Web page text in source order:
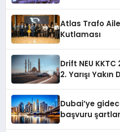
Atlas Trafo
Kutlaması
Drift NEU
2. Yarışı
Dubai’ye
başvuru